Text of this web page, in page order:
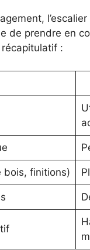
de prendre en
:
bois, finitions)